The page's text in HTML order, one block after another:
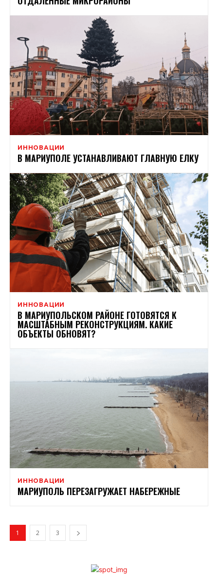
ИННОВАЦИИ
В МАРИУПОЛЕ УСТАНАВЛИВАЮТ ГЛАВНУЮ ЕЛКУ
ИННОВАЦИИ
В МАРИУПОЛЬСКОМ РАЙОНЕ ГОТОВЯТСЯ К
МАСШТАБНЫМ РЕКОНСТРУКЦИЯМ. КАКИЕ
ОБЪЕКТЫ ОБНОВЯТ?
ИННОВАЦИИ
МАРИУПОЛЬ ПЕРЕЗАГРУЖАЕТ НАБЕРЕЖНЫЕ
1 2 3